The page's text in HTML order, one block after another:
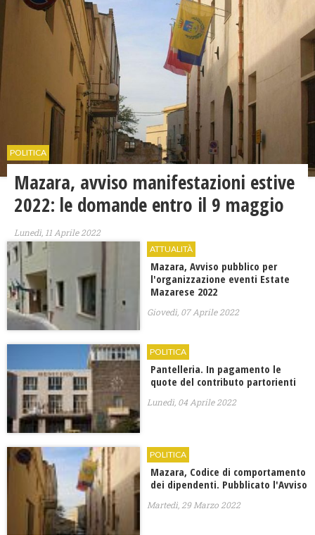
POLITICA
Mazara, avviso manifestazioni estive
2022: le domande entro il 9 maggio
Lunedì, 11 Aprile 2022
ATTUALITÀ
Mazara, Avviso pubblico per
l'organizzazione eventi Estate
Mazarese 2022
Giovedì, 07 Aprile 2022
POLITICA
Pantelleria. In pagamento le
quote del contributo partorienti
Lunedì, 04 Aprile 2022
POLITICA
Mazara, Codice di comportamento
dei dipendenti. Pubblicato l'Avviso
Martedì, 29 Marzo 2022